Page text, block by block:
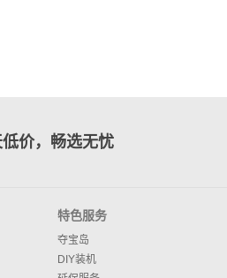
价，畅选无忧
特色服务
夺宝岛
DIY装机